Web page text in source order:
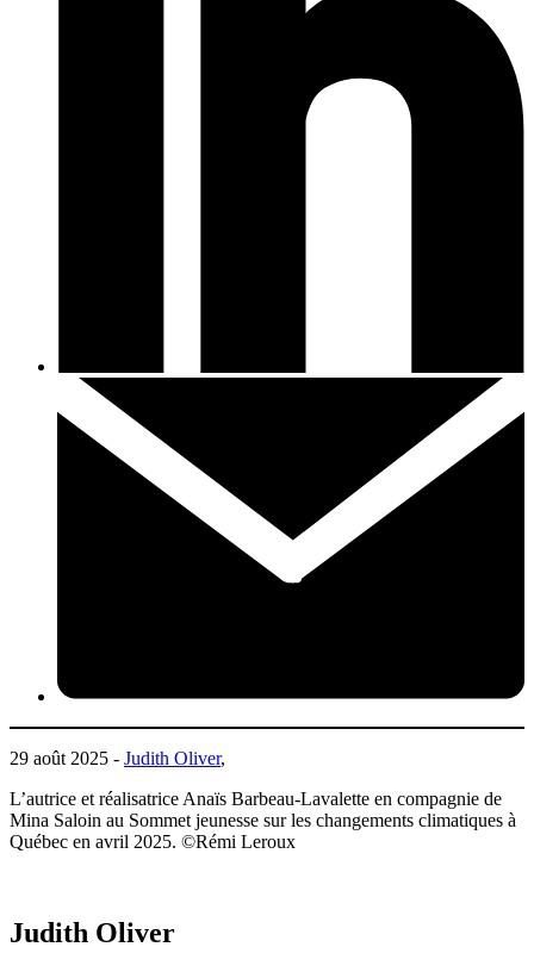
29 août 2025 - Judith Oliver,
L’autrice et réalisatrice Anaïs Barbeau-Lavalette en compagnie de
Mina Saloin au Sommet jeunesse sur les changements climatiques à
Québec en avril 2025. ©️Rémi Leroux
Judith Oliver